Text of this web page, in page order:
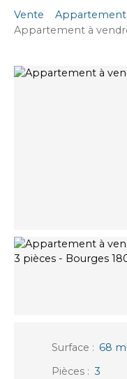
Vente Appartement
Appartement à
Surface : 68
Pièces : 3